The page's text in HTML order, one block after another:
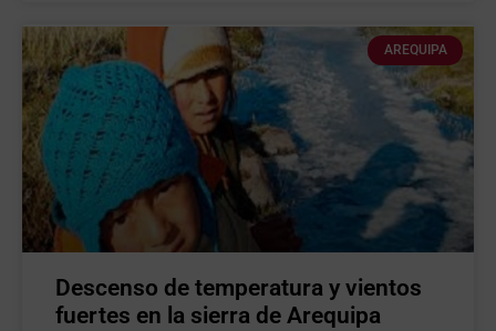
AREQUIPA
Descenso de temperatura y vientos
fuertes en la sierra de Arequipa